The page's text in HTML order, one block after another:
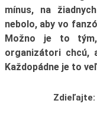
mínus, na
nebolo, aby vo
Možno je to
organizátori chcú,
Každopádne je to
Zdieľajte: